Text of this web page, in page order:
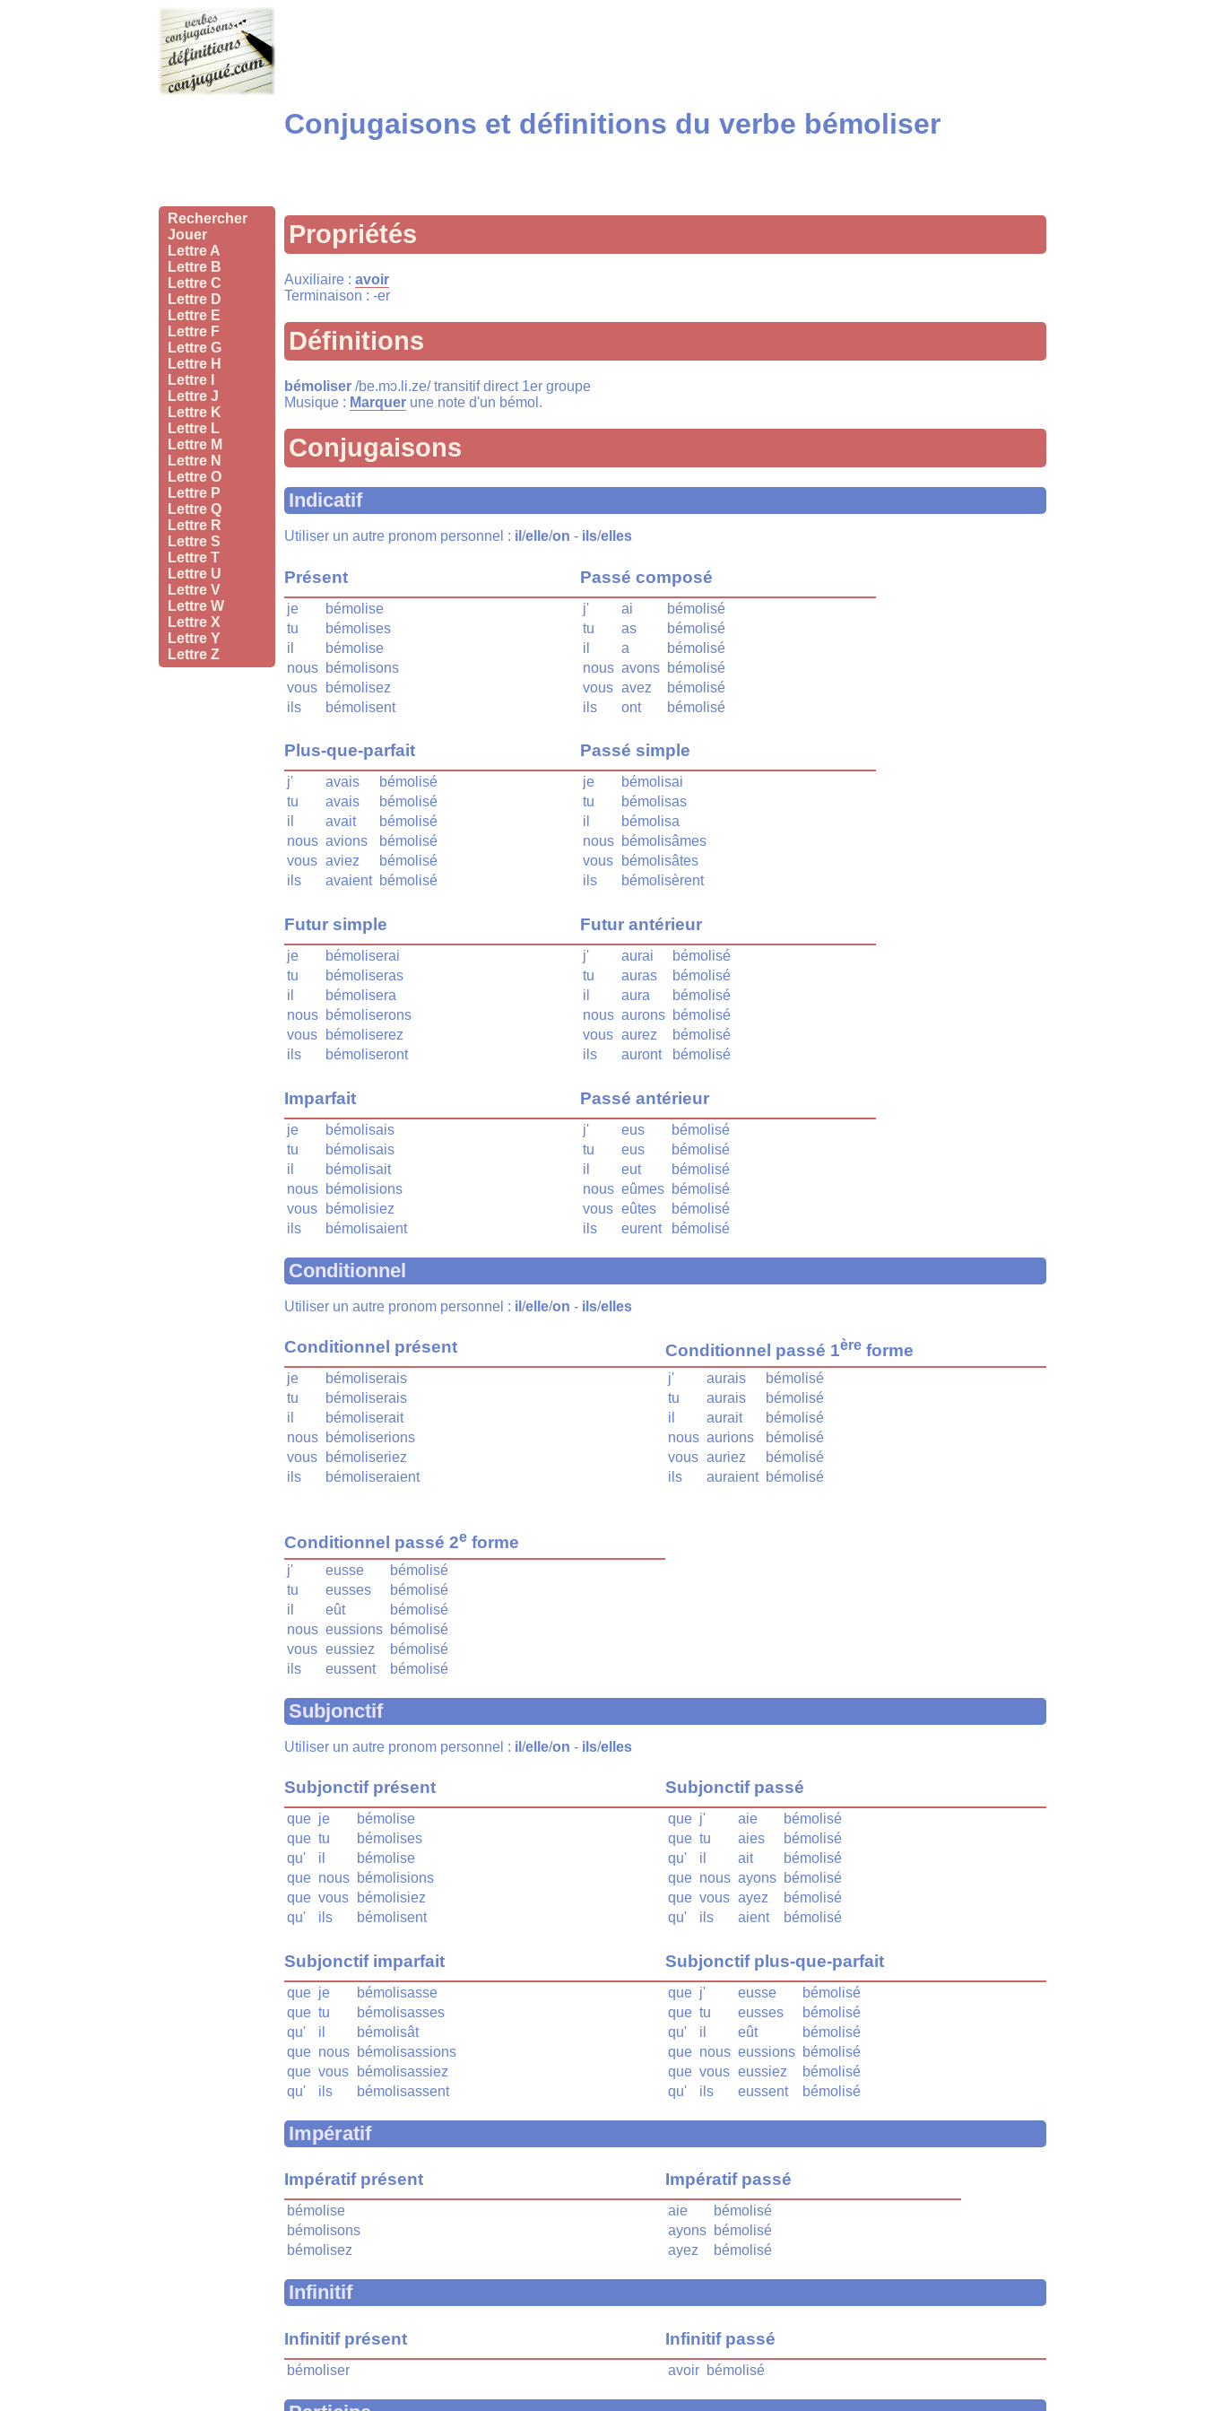
Rechercher
Jouer
Lettre A
Lettre B
Lettre C
Lettre D
Lettre E
Lettre F
Lettre G
Lettre H
Lettre I
Lettre J
Lettre K
Lettre L
Lettre M
Lettre N
Lettre O
Lettre P
Lettre Q
Lettre R
Lettre S
Lettre T
Lettre U
Lettre V
Lettre W
Lettre X
Lettre Y
Lettre Z
Conjugaisons et définitions du verbe bémoliser
Propriétés
Auxiliaire : avoir
Terminaison : -er
Définitions
bémoliser /be.mɔ.li.ze/ transitif direct 1er groupe
Musique : Marquer une note d'un bémol.
Conjugaisons
Indicatif
Utiliser un autre pronom personnel : il /elle/on - ils/elles
Présent
je
bémolise
tu
bémolises
il
bémolise
nous bémolisons
vous
bémolisez
ils
bémolisent
Plus-que-parfait
j' avais
bémolisé
tu
avais
bémolisé
il
avait
bémolisé
nous avions
bémolisé
vous aviez
bémolisé
ils
avaient bémolisé
Futur simple
je
bémoliserai
tu
bémoliseras
il
bémolisera
nous bémoliserons
vous
bémoliserez
ils
bémoliseront
Imparfait
je
bémolisais
tu
bémolisais
il
bémolisait
nous bémolisions
vous
bémolisiez
ils
bémolisaient
Passé composé
j' ai
bémolisé
tu
as
bémolisé
il
a
bémolisé
nous avons bémolisé
vous avez
bémolisé
ils
ont bémolisé
Passé simple
je
bémolisai
tu
bémolisas
il
bémolisa
nous bémolisâmes
vous
bémolisâtes
ils
bémolisèrent
Futur antérieur
j' aurai
bémolisé
tu
auras
bémolisé
il
aura
bémolisé
nous aurons bémolisé
vous aurez
bémolisé
ils
auront bémolisé
Passé antérieur
j' eus
bémolisé
tu
eus
bémolisé
il
eut
bémolisé
nous eûmes bémolisé
vous eûtes
bémolisé
ils
eurent bémolisé
Conditionnel
Utiliser un autre pronom personnel : il /elle/on - ils/elles
Conditionnel présent
je
bémoliserais
tu
bémoliserais
il
bémoliserait
nous bémoliserions
vous
bémoliseriez
ils
bémoliseraient
Conditionnel passé 1ère forme
j' aurais
bémolisé
tu
aurais
bémolisé
il
aurait
bémolisé
nous aurions
bémolisé
vous auriez
bémolisé
ils
auraient bémolisé
Conditionnel passé 2e forme
j' eusse
bémolisé
tu
eusses
bémolisé
il
eût
bémolisé
nous eussions bémolisé
vous eussiez
bémolisé
ils
eussent bémolisé
Subjonctif
Utiliser un autre pronom personnel : il /elle/on - ils/elles
Subjonctif présent
que je
bémolise
que tu
bémolises
qu'
il
bémolise
que nous bémolisions
que vous
bémolisiez
qu'
ils bémolisent
Subjonctif imparfait
que je
bémolisasse
que tu
bémolisasses
qu'
il
bémolisât
que nous bémolisassions
que vous
bémolisassiez
qu'
ils bémolisassent
Subjonctif passé
que j' aie
bémolisé
que tu aies
bémolisé
qu'
il ait
bémolisé
que nous ayons bémolisé
que vous ayez
bémolisé
qu'
ils aient bémolisé
Subjonctif plus-que-parfait
que j' eusse
bémolisé
que tu eusses
bémolisé
qu'
il eût
bémolisé
que nous eussions bémolisé
que vous eussiez
bémolisé
qu'
ils eussent bémolisé
Impératif
Impératif présent
bémolise
bémolisons
bémolisez
Impératif passé
aie
bémolisé
ayons bémolisé
ayez
bémolisé
Infinitif
Infinitif présent
bémoliser
Infinitif passé
avoir bémolisé